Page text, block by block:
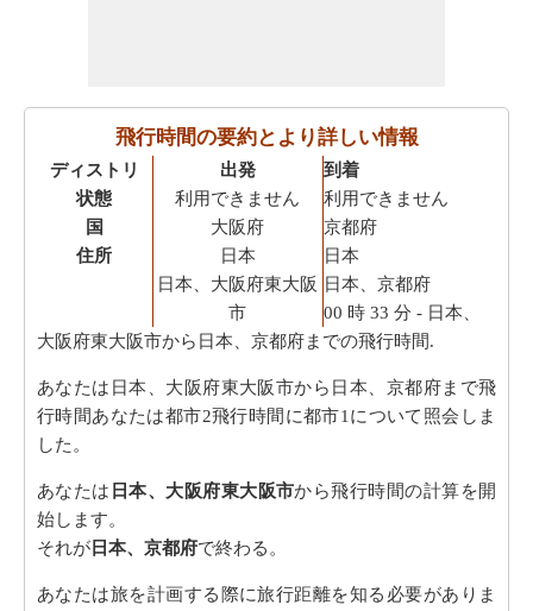
飛行時間の要約とより詳しい情報
ディストリ
状態
国
住所
出発
利用できません
大阪府
日本
日本、大阪府東大阪
市
到着
利用できません
京都府
日本
日本、京都府
00 時 33 分- 日本、
大阪府東大阪市から日本、京都府までの飛行時間.
あなたは日本、大阪府東大阪市から日本、京都府まで飛
行時間あなたは都市2飛行時間に都市1について照会しま
した。
あなたは 日本、大阪府東大阪市から飛行時間の計算を開
始します。
それが 日本、京都府で終わる。
あなたは旅を計画する際に旅行距離を知る必要がありま